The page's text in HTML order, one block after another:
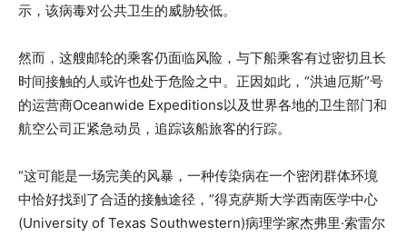
示，该病毒对公共卫生的威胁较低。
然而，这艘邮轮的乘客仍面临风险，与下船乘客有过密切且长
时间接触的人或许也处于危险之中。正因如此，“洪迪厄斯”号
的运营商Oceanwide Expeditions以及世界各地的卫生部门和
航空公司正紧急动员，追踪该船旅客的行踪。
“这可能是一场完美的风暴，一种传染病在一个密闭群体环境
中恰好找到了合适的接触途径，”得克萨斯大学西南医学中心
(University of Texas Southwestern)病理学家杰弗里·索雷尔